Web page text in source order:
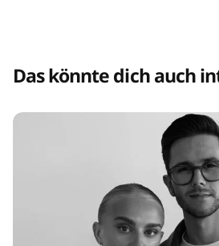
Das könnte dich auch